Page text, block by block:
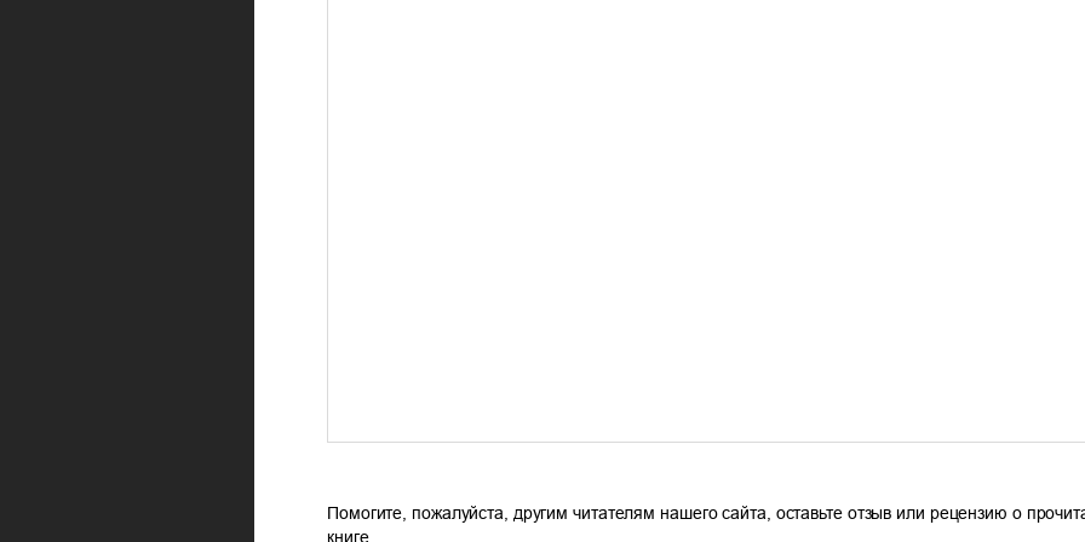
Помогите, пожалуйста, другим читателям нашего сайта, оставьте отзыв или рецензию о
книге.